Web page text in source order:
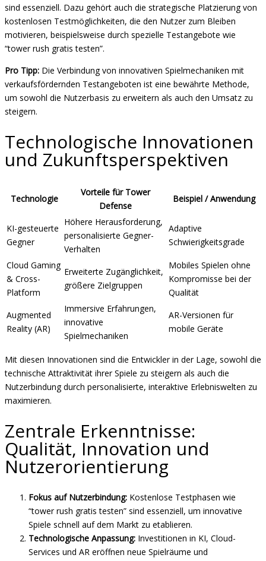
sind essenziell. Dazu gehört auch die strategische Platzierung von
kostenlosen Testmöglichkeiten, die den Nutzer zum Bleiben
motivieren, beispielsweise durch spezielle Testangebote wie
“tower rush gratis testen”.
Pro Tipp: Die Verbindung von innovativen Spielmechaniken mit
verkaufsfördernden Testangeboten ist eine bewährte Methode,
um sowohl die Nutzerbasis zu erweitern als auch den Umsatz zu
steigern.
Technologische Innovationen
und Zukunftsperspektiven
Technologie
Vorteile für Tower
Defense
Beispiel / Anwendung
KI-gesteuerte
Gegner
Höhere Herausforderung,
personalisierte Gegner-
Verhalten
Adaptive
Schwierigkeitsgrade
Cloud Gaming
& Cross-
Platform
Erweiterte Zugänglichkeit,
größere Zielgruppen
Mobiles Spielen ohne
Kompromisse bei der
Qualität
Augmented
Reality (AR)
Immersive Erfahrungen,
innovative
Spielmechaniken
AR-Versionen für
mobile Geräte
Mit diesen Innovationen sind die Entwickler in der Lage, sowohl die
technische Attraktivität ihrer Spiele zu steigern als auch die
Nutzerbindung durch personalisierte, interaktive Erlebniswelten zu
maximieren.
Zentrale Erkenntnisse:
Qualität, Innovation und
Nutzerorientierung
Fokus auf Nutzerbindung: Kostenlose Testphasen wie
“tower rush gratis testen” sind essenziell, um innovative
Spiele schnell auf dem Markt zu etablieren.
Technologische Anpassung: Investitionen in KI, Cloud-
Services und AR eröffnen neue Spielräume und